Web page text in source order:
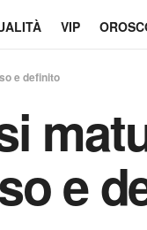
VIP
e definito
e